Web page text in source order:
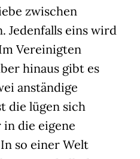
zwischen
Jedenfalls eins wird
Vereinigten
hinaus gibt es
anständige
die lügen sich
die eigene
so einer Welt